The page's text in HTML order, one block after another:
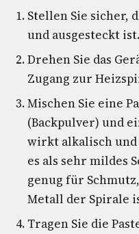
Stellen Sie sicher,
und ausgesteckt ist.
Drehen Sie das
Zugang zur
Mischen Sie eine
(Backpulver) und
wirkt alkalisch
es als sehr mildes
genug für
Metall der Spirale
Tragen Sie die